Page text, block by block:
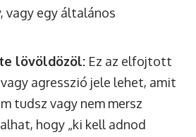
vagy egy általános
lövöldözöl: Ez az elfojtott
agresszió jele lehet, amit
tudsz vagy nem mersz
hogy „ki kell adnod